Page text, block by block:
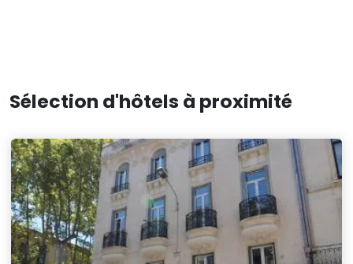
Sélection d'hôtels à proximité